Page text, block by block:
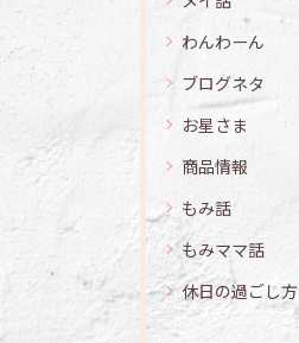
わんわーん
ブログネタ
お星さま
商品情報
もみ話
もみママ話
休日の過ごし方